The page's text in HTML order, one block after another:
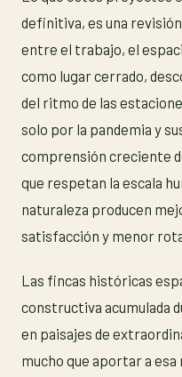
definitiva, es una
entre el trabajo, el
como lugar cerrado,
del ritmo de las
solo por la pandemia y
comprensión creciente
que respetan la escala
naturaleza producen
satisfacción y menor
Las fincas históricas
constructiva acumulada
en paisajes de
mucho que aportar a